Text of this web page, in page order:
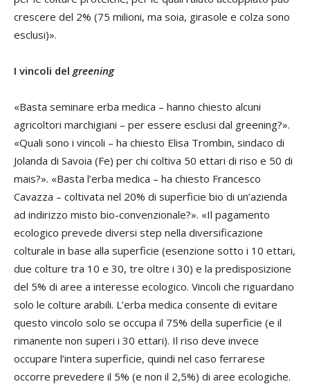
crescere del 2% (75 milioni, ma soia, girasole e colza sono
esclusi)».
I vincoli del greening
«Basta seminare erba medica – hanno chiesto alcuni
agricoltori marchigiani – per essere esclusi dal greening?».
«Quali sono i vincoli – ha chiesto Elisa Trombin, sindaco di
Jolanda di Savoia (Fe) per chi coltiva 50 ettari di riso e 50 di
mais?». «Basta l’erba medica – ha chiesto Francesco
Cavazza – coltivata nel 20% di superficie bio di un’azienda
ad indirizzo misto bio-convenzionale?». «Il pagamento
ecologico prevede diversi step nella diversificazione
colturale in base alla superficie (esenzione sotto i 10 ettari,
due colture tra 10 e 30, tre oltre i 30) e la predisposizione
del 5% di aree a interesse ecologico. Vincoli che riguardano
solo le colture arabili. L’erba medica consente di evitare
questo vincolo solo se occupa il 75% della superficie (e il
rimanente non superi i 30 ettari). Il riso deve invece
occupare l’intera superficie, quindi nel caso ferrarese
occorre prevedere il 5% (e non il 2,5%) di aree ecologiche.